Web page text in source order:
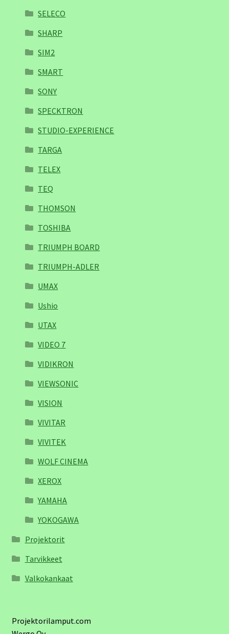
SELECO
SHARP
SIM2
SMART
SONY
SPECKTRON
STUDIO-EXPERIENCE
TARGA
TELEX
TEQ
THOMSON
TOSHIBA
TRIUMPH BOARD
TRIUMPH-ADLER
UMAX
Ushio
UTAX
VIDEO 7
VIDIKRON
VIEWSONIC
VISION
VIVITAR
VIVITEK
WOLF CINEMA
XEROX
YAMAHA
YOKOGAWA
Projektorit
Tarvikkeet
Valkokankaat
Projektorilamput.com